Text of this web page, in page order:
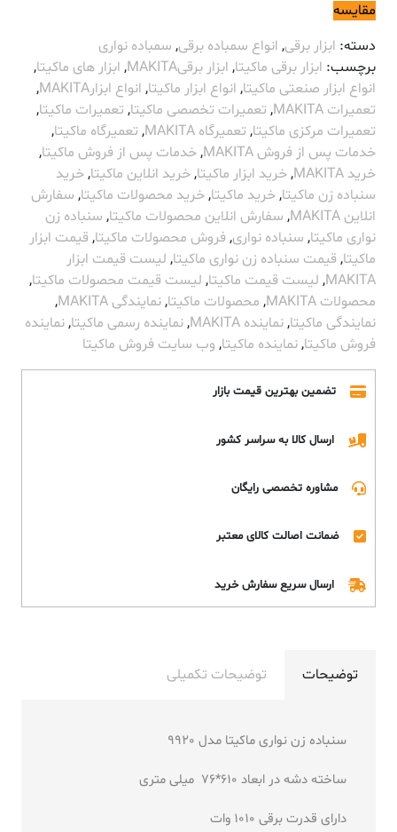
مقایسه
دسته: ابزار برقی, انواع سمباده برقی, سمباده نواری
برچسب: ابزار برقی ماکیتا, ابزار برقیMAKITA , ابزار های ماکیتا,
انواع ابزار صنعتی ماکیتا, انواع ابزار ماکیتا, انواع ابزارMAKITA
,
تعمیرات MAKITA
, تعمیرات تخصصی ماکیتا, تعمیرات ماکیتا,
تعمیرات مرکزی ماکیتا, تعمیرگاه MAKITA , تعمیرگاه ماکیتا,
خدمات پس از فروش MAKITA
,خدمات پس از فروش ماکیتا,
خرید MAKITA
,خرید ابزار ماکیتا,خرید انلاین ماکیتا,خرید
سنباده زن ماکیتا,خرید ماکیتا,خرید محصولات ماکیتا, سفارش
انلاین MAKITA
, سفارش انلاین محصولات ماکیتا, سنباده زن
نواری ماکیتا, سنباده نواری, فروش محصولات ماکیتا, قیمت ابزار
ماکیتا, قیمت سنباده زن نواری ماکیتا, لیست قیمت ابزار
MAKITA
, لیست قیمت ماکیتا, لیست قیمت محصولات ماکیتا,
محصولات MAKITA
, محصولات ماکیتا,نمایندگی MAKITA
,
نمایندگی ماکیتا,نماینده MAKITA ,نماینده رسمی ماکیتا,نماینده
فروش ماکیتا,نماینده ماکیتا, وب سایت فروش ماکیتا
تضمین بهترین قیمت بازار
ارسال کالا به سراسر کشور
مشاوره تخصصی رایگان
ضمانت اصالت کالای معتبر
ارسال سریع سفارش خرید
توضیحات توضیحات تکمیلی
سنباده زن نواری ماکیتا مدل 9920
ساخته دشه در ابعاد 610*76 میلی متری
دارای قدرت برقی 1010 وات